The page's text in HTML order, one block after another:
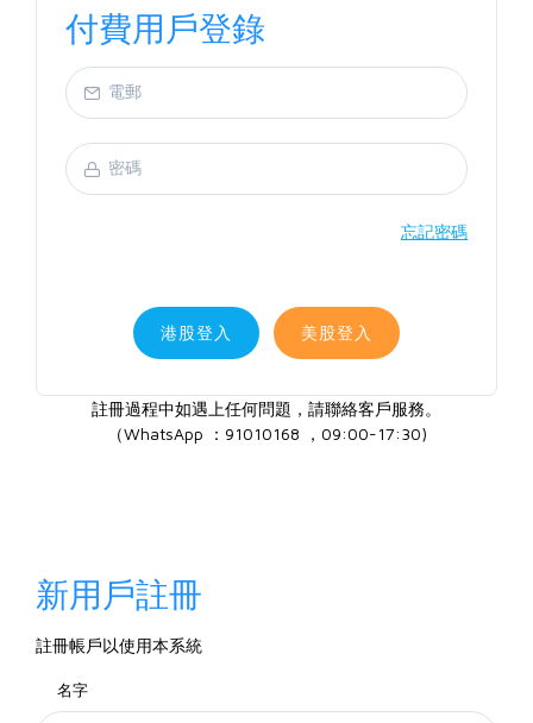
付費用戶登錄
忘記密碼
港股登入 美股登入
註冊過程中如遇上任何問題，請聯絡客戶服務。
（WhatsApp ：91010168 ，09:00-17:30)
新用戶註冊
註冊帳戶以使用本系統
名字